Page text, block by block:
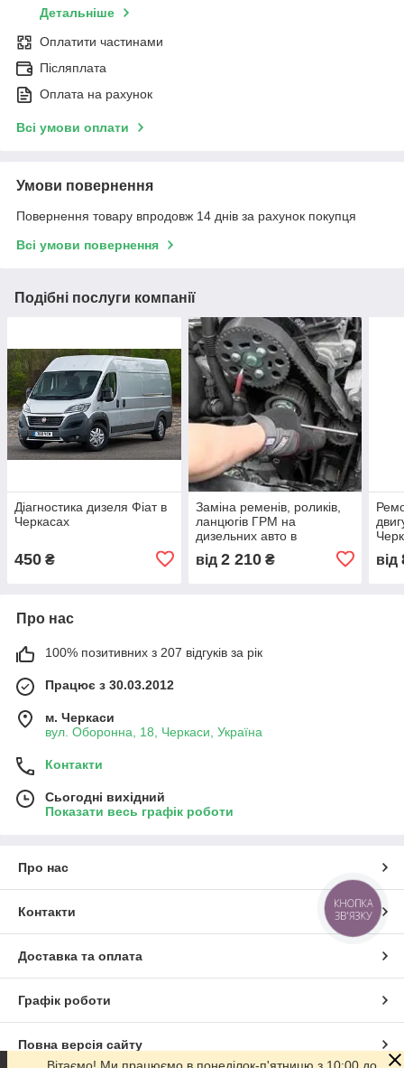
Детальніше
Оплатити частинами
Післяплата
Оплата на рахунок
Всі умови оплати
Умови повернення
Повернення товару впродовж 14 днів за рахунок покупця
Всі умови повернення
Подібні послуги компанії
Діагностика дизеля Фіат в
Черкасах
450 ₴
Заміна ременів, роликів,
ланцюгів ГРМ на
дизельних авто в
від 2 210₴ від
Про нас
100% позитивних з 207 відгуків за рік
Працює з 30.03.2012
м. Черкаси
вул. Оборонна, 18, Черкаси, Україна
Контакти
Сьогодні вихідний
Показати весь графік роботи
Про нас
Контакти
Доставка та оплата
Графік роботи
Повна версія сайту
КНОПКА
ЗВ'ЯЗКУ